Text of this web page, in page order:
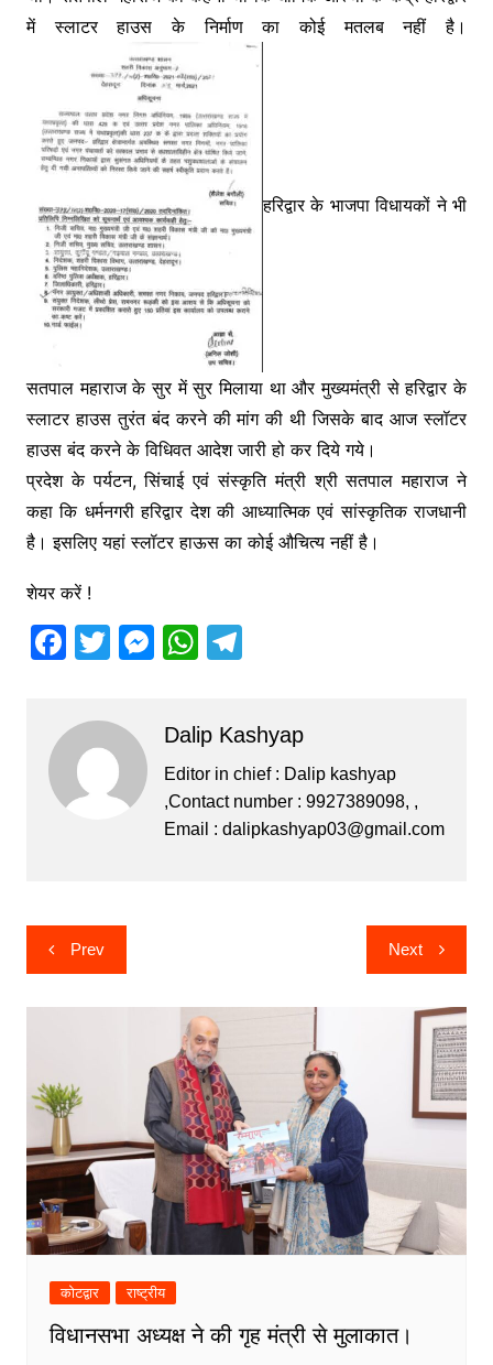
में स्लाटर हाउस के निर्माण का कोई मतलब नहीं है।
हरिद्वार के भाजपा विधायकों ने भी
सतपाल महाराज के सुर में सुर मिलाया था और मुख्यमंत्री से हरिद्वार के
स्लाटर हाउस तुरंत बंद करने की मांग की थी जिसके बाद आज स्लॉटर
हाउस बंद करने के विधिवत आदेश जारी हो कर दिये गये।
प्रदेश के पर्यटन, सिंचाई एवं संस्कृति मंत्री श्री सतपाल महाराज ने
कहा कि धर्मनगरी हरिद्वार देश की आध्यात्मिक एवं सांस्कृतिक राजधानी
है। इसलिए यहां स्लॉटर हाऊस का कोई औचित्य नहीं है।
शेयर करें !
F
c
e
b
o
T
itt
er
M
s
e
n
W
s
A
p
T
gr
a
m
Dalip Kashyap
Editor in chief : Dalip kashyap
,Contact number : 9927389098, ,
Email : dalipkashyap03@gmail.com
Post
navigation
Prev Next
कोटद्वार राष्ट्रीय
विधानसभा अध्यक्ष ने की गृह मंत्री से मुलाकात।